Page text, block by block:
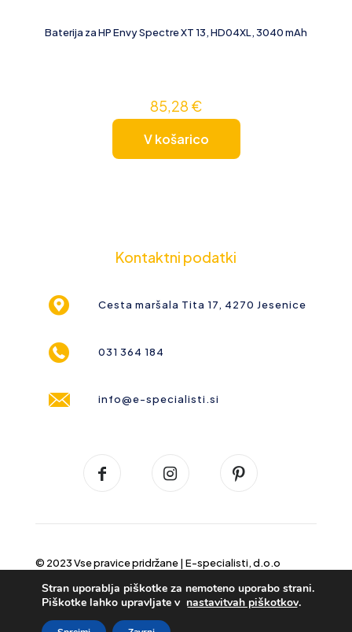
Baterija za HP Envy Spectre XT 13, HD04XL, 3040 mAh
85,28 €
V košarico
Kontaktni podatki
Cesta maršala Tita 17, 4270 Jesenice
031 364 184
info@e-specialisti.si
© 2023 Vse pravice pridržane | E-specialisti, d.o.o
Stran uporablja piškotke za nemoteno uporabo strani.
Piškotke lahko upravljate v nastavitvah piškotkov.